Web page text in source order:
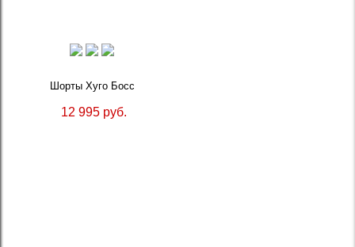
Шорты Хуго Босс
12 995 руб.